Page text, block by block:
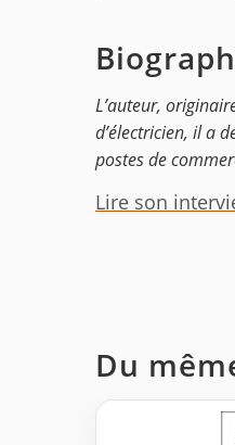
L’auteur,
d’électricien, il a
postes de
Lire son
Du